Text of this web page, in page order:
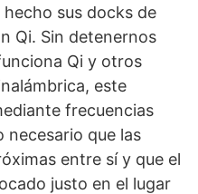
sus docks de
Qi. Sin detenernos
Qi y otros
este
frecuencias
necesario que las
entre sí y que el
justo en el lugar